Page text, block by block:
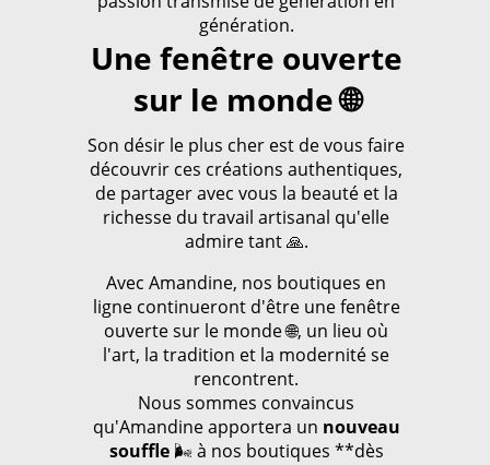
génération.
Une fenêtre ouverte
sur le monde 🌐
Son désir le plus cher est de vous faire
découvrir ces créations authentiques,
de partager avec vous la beauté et la
richesse du travail artisanal qu'elle
admire tant 🙏.
Avec Amandine, nos boutiques en
ligne continueront d'être une fenêtre
ouverte sur le monde 🌐, un lieu où
l'art, la tradition et la modernité se
rencontrent.
Nous sommes convaincus
qu'Amandine apportera un nouveau
souffle🌬️ à nos boutiques **dès